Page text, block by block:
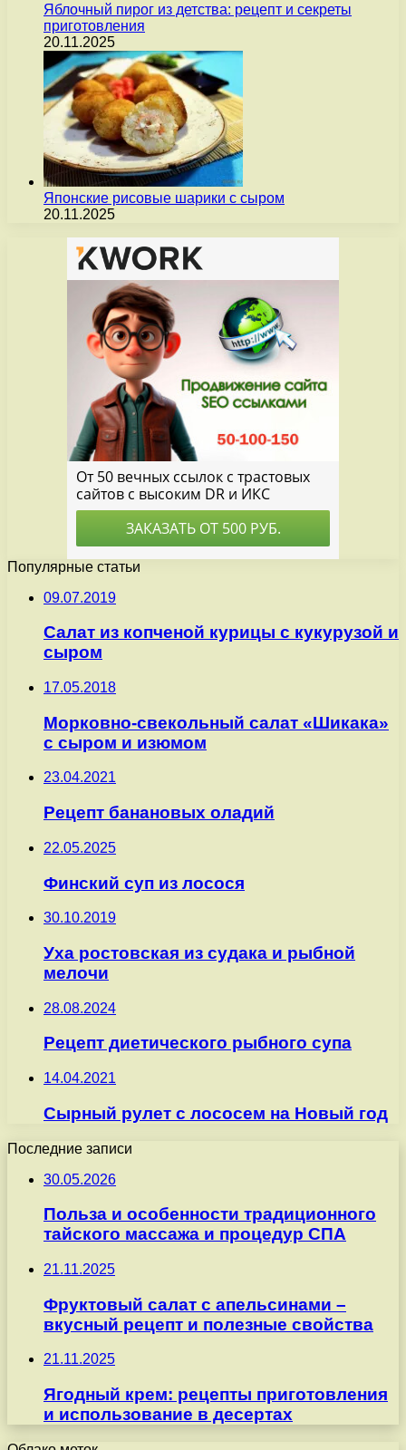
Яблочный пирог из детства: рецепт и секреты
приготовления
20.11.2025
Японские рисовые шарики с сыром
20.11.2025
Популярные статьи
09.07.2019
Салат из копченой курицы с кукурузой и
сыром
17.05.2018
Морковно-свекольный салат «Шикака»
с сыром и изюмом
23.04.2021
Рецепт банановых оладий
22.05.2025
Финский суп из лосося
30.10.2019
Уха ростовская из судака и рыбной
мелочи
28.08.2024
Рецепт диетического рыбного супа
14.04.2021
Сырный рулет с лососем на Новый год
Последние записи
30.05.2026
Польза и особенности традиционного
тайского массажа и процедур СПА
21.11.2025
Фруктовый салат с апельсинами –
вкусный рецепт и полезные свойства
21.11.2025
Ягодный крем: рецепты приготовления
и использование в десертах